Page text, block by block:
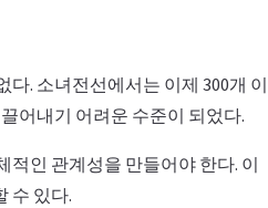
. 소녀전선에서는 이제 300개 이
어내기 어려운 수준이 되었다.
인 관계성을 만들어야 한다. 이
수 있다.